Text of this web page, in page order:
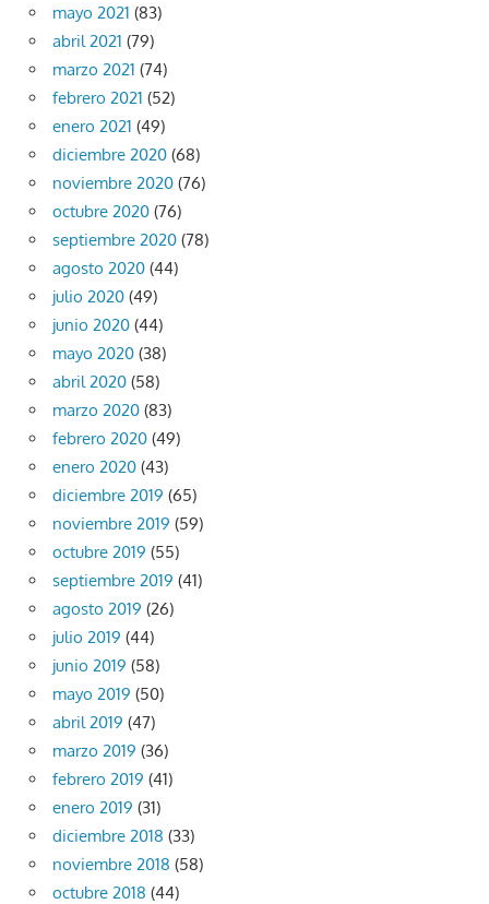
mayo 2021 (83)
abril 2021 (79)
marzo 2021 (74)
febrero 2021 (52)
enero 2021 (49)
diciembre 2020 (68)
noviembre 2020 (76)
octubre 2020 (76)
septiembre 2020 (78)
agosto 2020 (44)
julio 2020 (49)
junio 2020 (44)
mayo 2020 (38)
abril 2020 (58)
marzo 2020 (83)
febrero 2020 (49)
enero 2020 (43)
diciembre 2019 (65)
noviembre 2019 (59)
octubre 2019 (55)
septiembre 2019 (41)
agosto 2019 (26)
julio 2019 (44)
junio 2019 (58)
mayo 2019 (50)
abril 2019 (47)
marzo 2019 (36)
febrero 2019 (41)
enero 2019 (31)
diciembre 2018 (33)
noviembre 2018 (58)
octubre 2018 (44)